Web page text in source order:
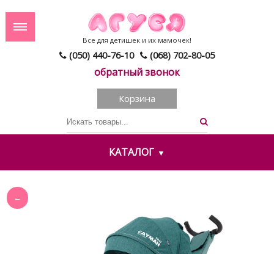
(050) 440-76-10 (068) 702-80-05
обратный звонок
Все для детишек и их мамочек!
Корзина
КАТАЛОГ